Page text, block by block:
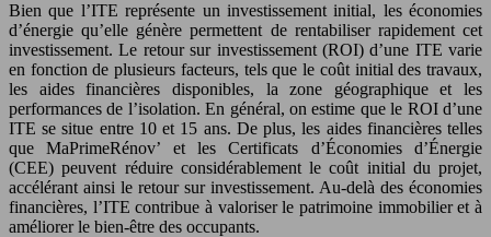
Bien que l’ITE représente un investissement initial, les économies
d’énergie qu’elle génère permettent de rentabiliser rapidement cet
investissement. Le retour sur investissement (ROI) d’une ITE varie
en fonction de plusieurs facteurs, tels que le coût initial des travaux,
les aides financières disponibles, la zone géographique et les
performances de l’isolation. En général, on estime que le ROI d’une
ITE se situe entre 10 et 15 ans. De plus, les aides financières telles
que MaPrimeRénov’ et les Certificats d’Économies d’Énergie
(CEE) peuvent réduire considérablement le coût initial du projet,
accélérant ainsi le retour sur investissement. Au-delà des économies
financières, l’ITE contribue à valoriser le patrimoine immobilier et à
améliorer le bien-être des occupants.